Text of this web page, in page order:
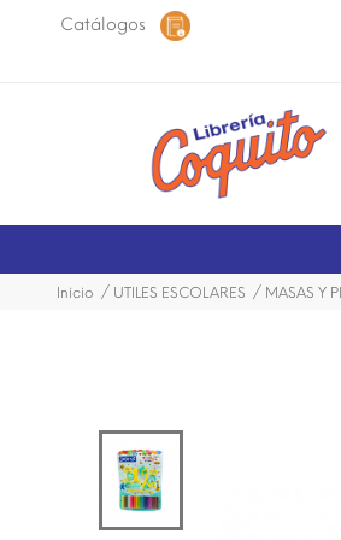
Catálogos
48 horas dentro de la ciudad.
Inicio UTILES ESCOLARES MASAS Y